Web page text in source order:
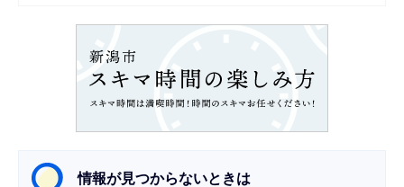
情報が見つからないときは